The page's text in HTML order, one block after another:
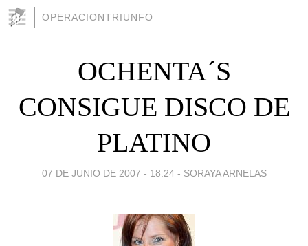
OPERACIONTRIUNFO
OCHENTA´S
CONSIGUE DISCO DE
PLATINO
07 DE JUNIO DE 2007 - 18:24 - SORAYA ARNELAS